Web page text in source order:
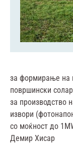
за формирање на
површински
за производство
извори
со моќност до
Демир Хисар